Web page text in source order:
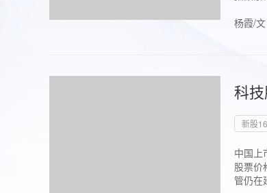
杨霞/文
科
新股
中国上
股票价
管仍在